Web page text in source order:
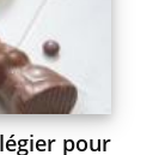
pour